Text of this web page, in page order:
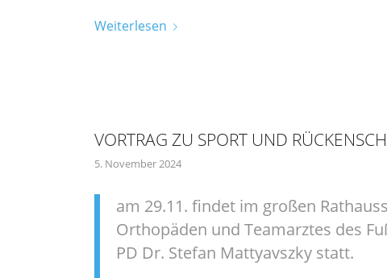
Weiterlesen
VORTRAG ZU SPORT UND
5. November 2024
am 29.11. findet im großen
Orthopäden und Teamarztes des
PD Dr. Stefan Mattyavszky statt.